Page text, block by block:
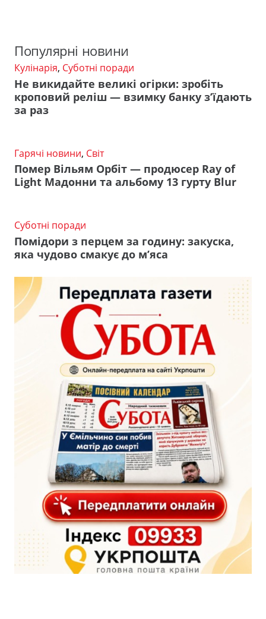
Популярні новини
Кулінарія, Суботні поради
Не викидайте великі огірки: зробіть
кроповий реліш — взимку банку з’їдають
за раз
Гарячі новини, Світ
Помер Вільям Орбіт — продюсер Ray of
Light Мадонни та альбому 13 гурту Blur
Суботні поради
Помідори з перцем за годину: закуска,
яка чудово смакує до м’яса